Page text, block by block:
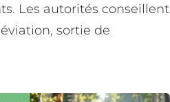
Les autorités conseillent
sortie de